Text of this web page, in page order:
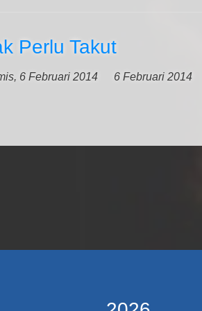
Perlu Takut
6 Februari 2014 6 Februari 2014